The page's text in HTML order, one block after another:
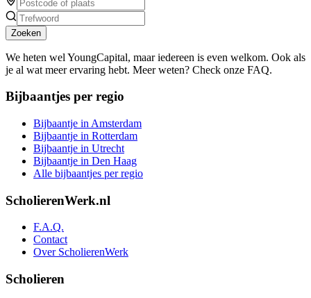
Zoeken
We heten wel YoungCapital, maar iedereen is even welkom. Ook als
je al wat meer ervaring hebt. Meer weten? Check onze FAQ.
Bijbaantjes per regio
Bijbaantje in Amsterdam
Bijbaantje in Rotterdam
Bijbaantje in Utrecht
Bijbaantje in Den Haag
Alle bijbaantjes per regio
ScholierenWerk.nl
F.A.Q.
Contact
Over ScholierenWerk
Scholieren